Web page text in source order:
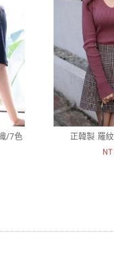
/7色 正韓製 羅
NT